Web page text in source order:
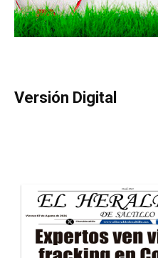
Versión Digital